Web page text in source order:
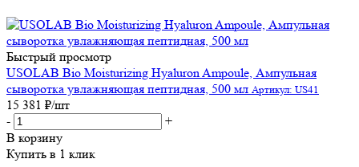
Быстрый просмотр
USOLAB Bio Moisturizing Hyaluron Ampoule, Ампульная
сыворотка увлажняющая пептидная, 500 мл Артикул: US41
15 381 ₽/шт
-
+
В корзину
Купить в 1 клик